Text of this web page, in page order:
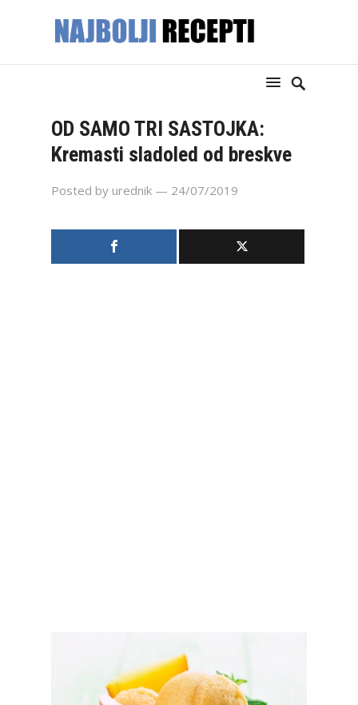
OD SAMO TRI SASTOJKA:
Kremasti sladoled od breskve
Posted by urednik — 24/07/2019